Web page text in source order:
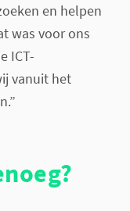
en helpen
was voor ons
ICT-
vanuit het